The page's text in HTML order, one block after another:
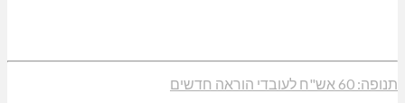
תנופה: 60 אש"ח לעובדי הוראה חדשים